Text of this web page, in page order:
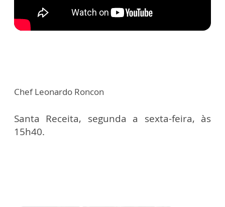
Chef Leonardo Roncon
Santa Receita, segunda a sexta-feira, às
15h40.